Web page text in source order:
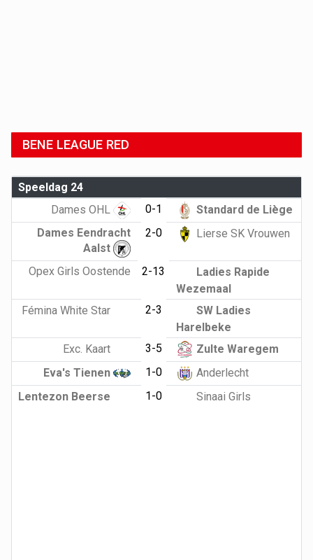
BENE LEAGUE RED
Speeldag 24
Dames OHL
0-1
Standard de Liège
Dames Eendracht
Aalst
2-0 Lierse SK Vrouwen
Opex Girls Oostende 2-13
Ladies Rapide
Wezemaal
Fémina White Star
2-3
SW Ladies
Harelbeke
Exc. Kaart
3-5
Zulte Waregem
Eva's Tienen
1-0
Anderlecht
Lentezon Beerse
1-0 Sinaai Girls